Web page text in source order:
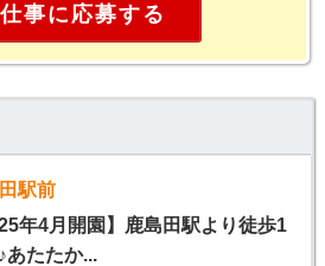
事に応募する
駅前
25年4月開園】鹿島田駅より徒歩1
あたたか...